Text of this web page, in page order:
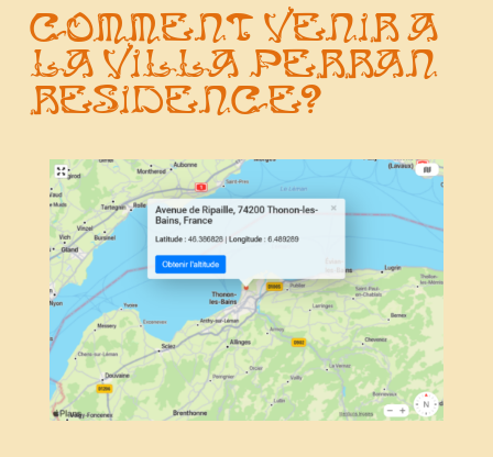
Comment venir A
la Villa Perran
Residence?